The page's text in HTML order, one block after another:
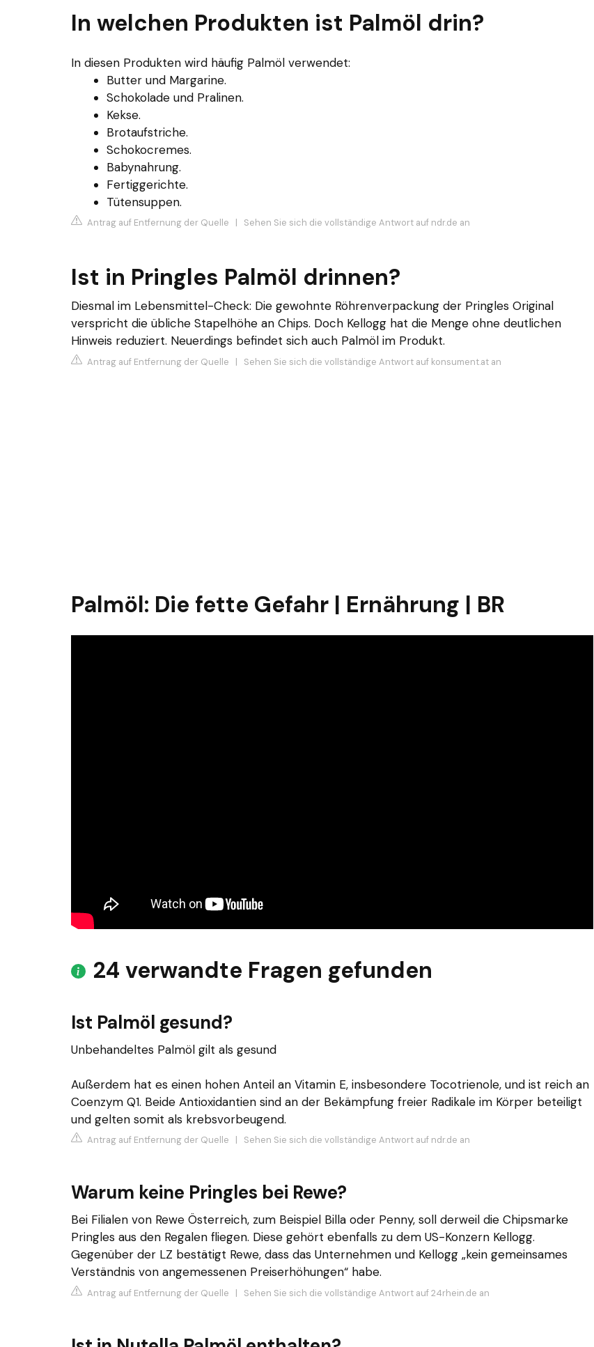
In welchen Produkten ist Palmöl drin?
In diesen Produkten wird häufig Palmöl verwendet:
Butter und Margarine.
Schokolade und Pralinen.
Kekse.
Brotaufstriche.
Schokocremes.
Babynahrung.
Fertiggerichte.
Tütensuppen.
Antrag auf Entfernung der Quelle | Sehen Sie sich die vollständige Antwort auf ndr.de an
Ist in Pringles Palmöl drinnen?
Diesmal im Lebensmittel-Check: Die gewohnte Röhrenverpackung der Pringles Original
verspricht die übliche Stapelhöhe an Chips. Doch Kellogg hat die Menge ohne deutlichen
Hinweis reduziert. Neuerdings befindet sich auch Palmöl im Produkt.
Antrag auf Entfernung der Quelle | Sehen Sie sich die vollständige Antwort auf konsument.at an
Palmöl: Die fette Gefahr | Ernährung | BR
24 verwandte Fragen gefunden
Ist Palmöl gesund?
Unbehandeltes Palmöl gilt als gesund
Außerdem hat es einen hohen Anteil an Vitamin E, insbesondere Tocotrienole, und ist reich an
Coenzym Q1. Beide Antioxidantien sind an der Bekämpfung freier Radikale im Körper beteiligt
und gelten somit als krebsvorbeugend.
Antrag auf Entfernung der Quelle Sehen Sie sich die vollständige Antwort auf ndr.de an
Warum keine Pringles bei Rewe?
Bei Filialen von Rewe Österreich, zum Beispiel Billa oder Penny, soll derweil die Chipsmarke
Pringles aus den Regalen fliegen. Diese gehört ebenfalls zu dem US-Konzern Kellogg.
Gegenüber der LZ bestätigt Rewe, dass das Unternehmen und Kellogg „kein gemeinsames
Verständnis von angemessenen Preiserhöhungen“ habe.
Antrag auf Entfernung der Quelle | Sehen Sie sich die vollständige Antwort auf 24rhein.de an